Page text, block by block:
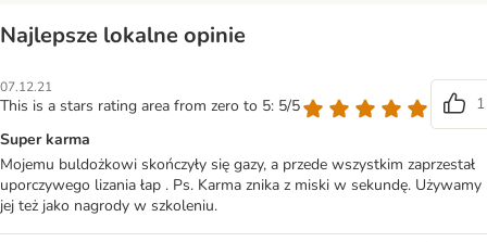
Najlepsze lokalne opinie
07.12.21
This is a stars rating area from zero to 5: 5/5
1
Super karma
Mojemu buldożkowi skończyły się gazy, a przede wszystkim zaprzestał
uporczywego lizania łap . Ps. Karma znika z miski w sekundę. Używamy
jej też jako nagrody w szkoleniu.